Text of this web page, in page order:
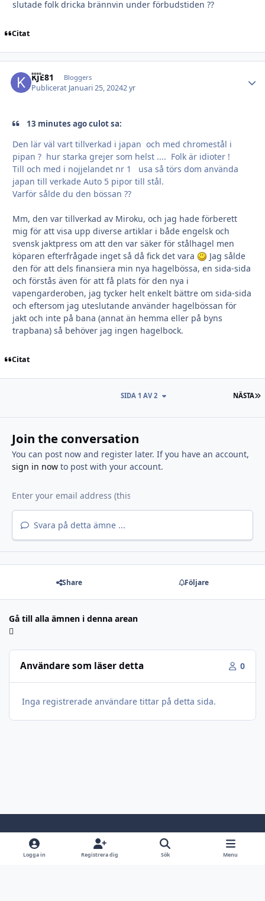
slutade folk dricka brännvin under förbudstiden ??
Citat
KJE81 Bloggers
Publicerat Januari 25, 20242 yr
13 minutes ago culot sa:
Den lär väl vart tillverkad i japan och med chromestål i
pipan ? hur starka grejer som helst .... Folk är idioter !
Till och med i nojjelandet nr 1 usa så törs dom använda
japan till verkade Auto 5 pipor till stål.
Varför sålde du den bössan ??
Mm, den var tillverkad av Miroku, och jag hade förberett
mig för att visa upp diverse artiklar i både engelsk och
svensk jaktpress om att den var säker för stålhagel men
köparen efterfrågade inget så då fick det vara
Jag sålde
den för att dels finansiera min nya hagelbössa, en sida-sida
och förstås även för att få plats för den nya i
vapengarderoben, jag tycker helt enkelt bättre om sida-sida
och eftersom jag uteslutande använder hagelbössan för
jakt och inte på bana (annat än hemma eller på byns
trapbana) så behöver jag ingen hagelbock.
Citat
NÄSTA
SIDA 1 AV 2
Join the conversation
You can post now and register later. If you have an account,
sign in nowto post with your account.
Svara på detta ämne ...
Share Följare
Gå till alla ämnen i denna arean
Användare som läser detta 0
Inga registrerade användare tittar på detta sida.
Light ModeDark ModeSystem Preference
Logga in Registrera dig Sök Menu